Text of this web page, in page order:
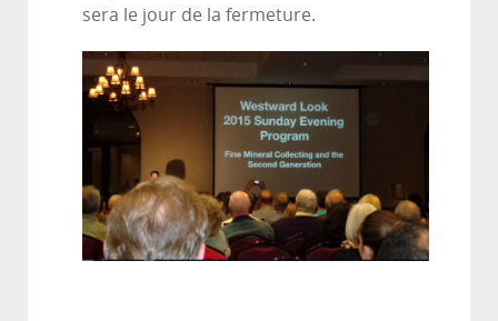
sera le jour de la fermeture.